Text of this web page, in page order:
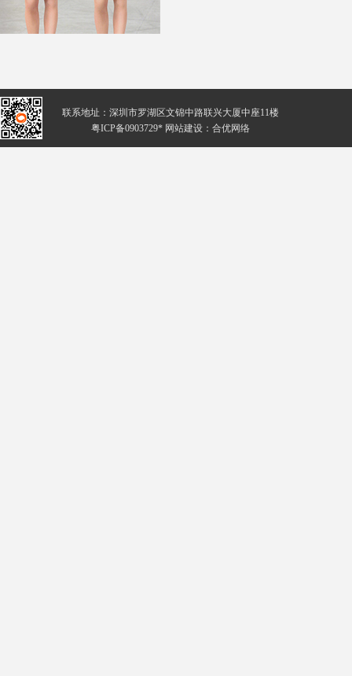
联系地址：深圳市罗湖区文锦中路联兴大厦中座11楼
粤ICP备0903729* 网站建设：合优网络